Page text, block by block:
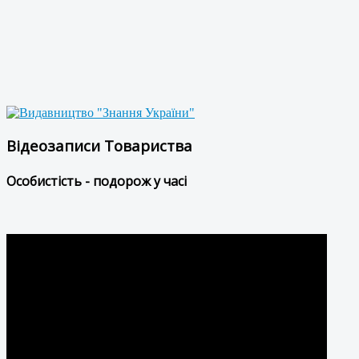
Відеозаписи Товариства
Особистість - подорож у часі